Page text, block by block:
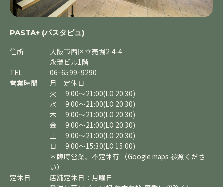
PASTA+ (パスタピュ)
住所
大阪市西区立売堀2-4-4
永瑞ビル1階
TEL
06ｰ6599ｰ9290
営業時間
月 定休日
火 9:00～21:00(LO 20:30)
水 9:00～21:00(LO 20:30)
木 9:00～21:00(LO 20:30)
金 9:00～21:00(LO 20:30)
土 9:00～21:00(LO 20:30)
日 9:00～15:30(LO 15:00)
＊臨時営業、不定休有 （Google maps 参照くださ
い）
定休日
店舗定休日：月曜日